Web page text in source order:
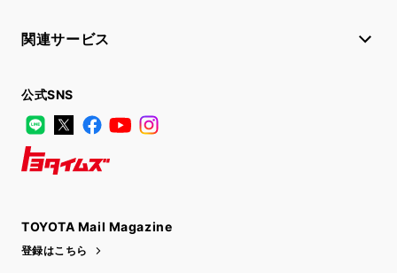
関連サービス
公式SNS
LINE
X FacebookYouTube
TOYOTA Mail Magazine
登録はこちら